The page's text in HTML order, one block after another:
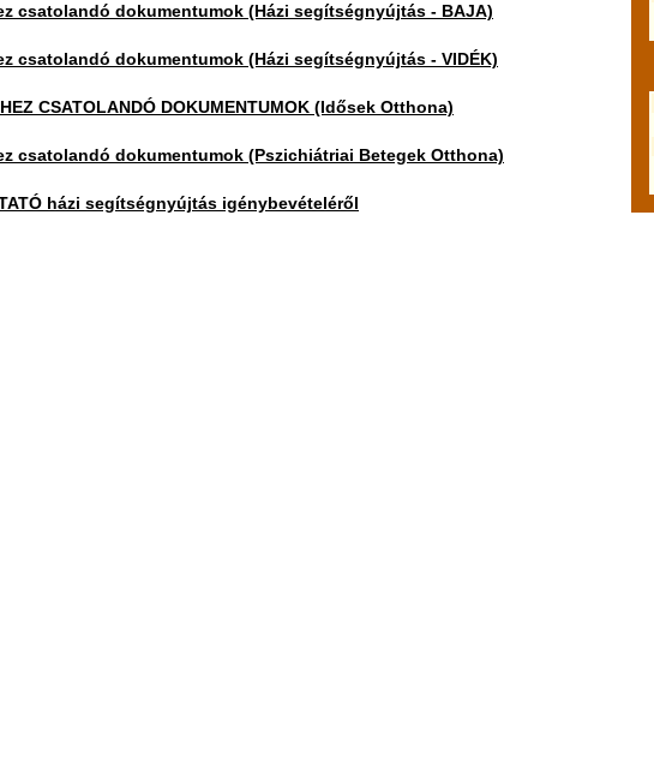
csatolandó dokumentumok (Házi segítségnyújtás - BAJA)
csatolandó dokumentumok (Házi segítségnyújtás - VIDÉK)
CSATOLANDÓ DOKUMENTUMOK (Idősek Otthona)
csatolandó dokumentumok (Pszichiátriai Betegek Otthona)
házi segítségnyújtás igénybevételéről